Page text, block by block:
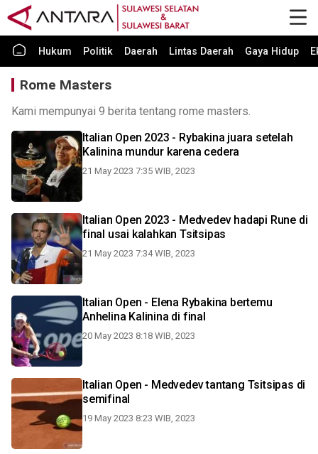
Hukum Politik Daerah Lintas Daerah Gaya Hidup
Rome Masters
Kami mempunyai 9 berita tentang rome masters.
Italian Open 2023 - Rybakina juara setelah
Kalinina mundur karena cedera
21 May 2023 7:35 WIB, 2023
Italian Open 2023 - Medvedev hadapi Rune di
final usai kalahkan Tsitsipas
21 May 2023 7:34 WIB, 2023
Italian Open - Elena Rybakina bertemu
Anhelina Kalinina di final
20 May 2023 8:18 WIB, 2023
Italian Open - Medvedev tantang Tsitsipas di
semifinal
19 May 2023 8:23 WIB, 2023